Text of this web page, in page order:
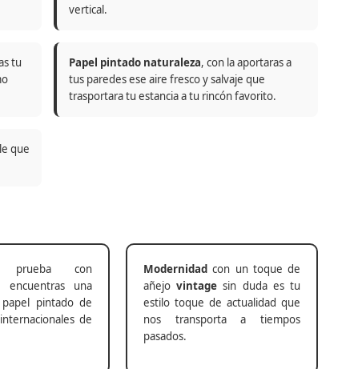
vertical.
tu
Papel pintado naturaleza, con la aportaras a
tus paredes ese aire fresco y salvaje que
trasportara tu estancia a tu rincón favorito.
que
prueba con
encuentras una
pintado de
de
Modernidad con un toque de
añejovintage sin duda es tu
estilo toque de actualidad que
nos transporta a tiempos
pasados.